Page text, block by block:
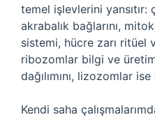
temel işlevlerini
akrabalık bağlarını,
sistemi, hücre zarı ritüel
ribozomlar bilgi ve
dağılımını, lizozomlar
Kendi saha